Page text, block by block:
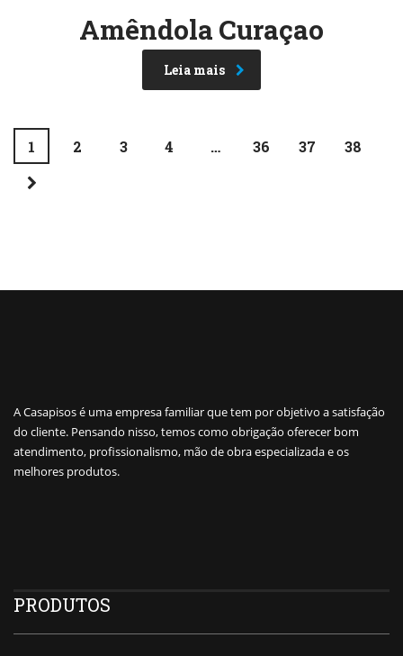
Amêndola Curaçao
Leia mais
1 2 3 4 … 36 37 38
A Casapisos é uma empresa familiar que tem por objetivo a satisfação
do cliente. Pensando nisso, temos como obrigação oferecer bom
atendimento, profissionalismo, mão de obra especializada e os
melhores produtos.
PRODUTOS